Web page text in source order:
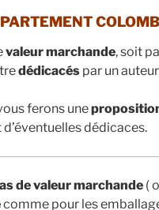
valeur marchande, soit
dédicacés par un
ferons une
d’éventuelles dédicaces.
de valeur marchande (
comme pour les